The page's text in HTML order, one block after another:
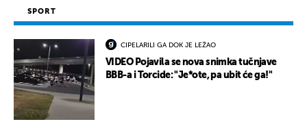
SPORT
CIPELARILI GA DOK JE LEŽAO
VIDEO Pojavila se nova snimka tučnjave
BBB-a i Torcide: "Je*ote, pa ubit će ga!"